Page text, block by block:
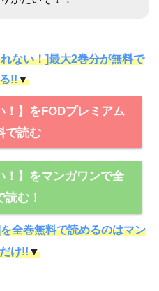
ない！]最大2巻分が無料で
!!▼
！】をFODプレミアム
で読む
！】をマンガワンで全
む！
全巻無料で読めるのはマン
け!!▼